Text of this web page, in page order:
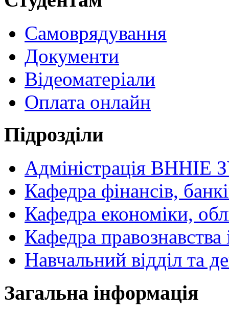
Самоврядування
Документи
Відеоматеріали
Оплата онлайн
Підрозділи
Адміністрація ВННІЕ
Кафедра фінансів,
Кафедра економіки,
Кафедра
Навчальний відділ та
Загальна інформація